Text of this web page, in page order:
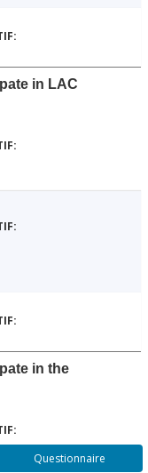
in LAC
in the
Questionnaire